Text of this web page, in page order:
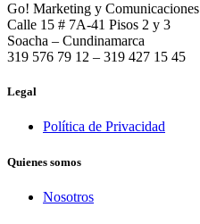
Go! Marketing y Comunicaciones
Calle 15 # 7A-41 Pisos 2 y 3
Soacha – Cundinamarca
319 576 79 12 – 319 427 15 45
Legal
Política de Privacidad
Quienes somos
Nosotros